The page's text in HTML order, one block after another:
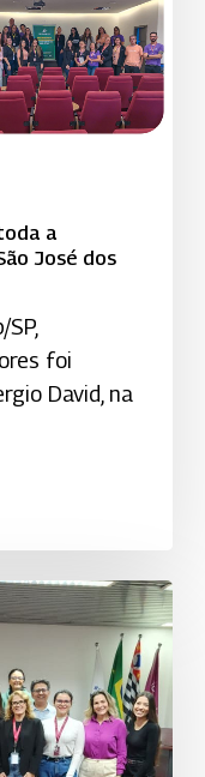
a
José dos
foi
David, na